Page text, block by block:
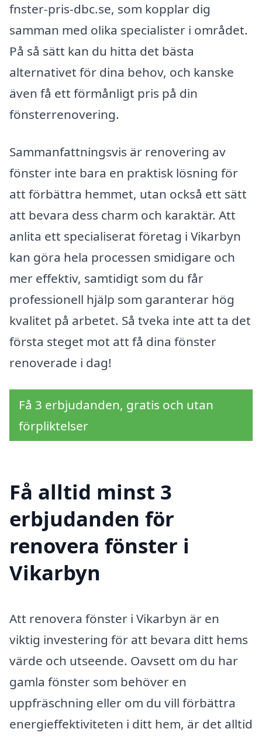
fnster-pris-dbc.se, som kopplar dig
samman med olika specialister i området.
På så sätt kan du hitta det bästa
alternativet för dina behov, och kanske
även få ett förmånligt pris på din
fönsterrenovering.
Sammanfattningsvis är renovering av
fönster inte bara en praktisk lösning för
att förbättra hemmet, utan också ett sätt
att bevara dess charm och karaktär. Att
anlita ett specialiserat företag i Vikarbyn
kan göra hela processen smidigare och
mer effektiv, samtidigt som du får
professionell hjälp som garanterar hög
kvalitet på arbetet. Så tveka inte att ta det
första steget mot att få dina fönster
renoverade i dag!
Få 3 erbjudanden, gratis och utan
förpliktelser
Få alltid minst 3
erbjudanden för
renovera fönster i
Vikarbyn
Att renovera fönster i Vikarbyn är en
viktig investering för att bevara ditt hems
värde och utseende. Oavsett om du har
gamla fönster som behöver en
uppfräschning eller om du vill förbättra
energieffektiviteten i ditt hem, är det alltid